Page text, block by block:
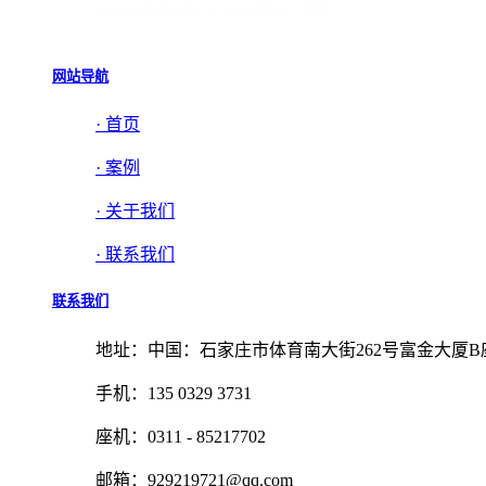
网站导航
· 首页
· 案例
· 关于我们
· 联系我们
联系我们
地址：中国：石家庄市体育南大街262号富金大厦B
手机：135 0329 3731
座机：0311 - 85217702
邮箱：929219721@qq.com